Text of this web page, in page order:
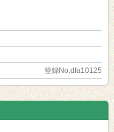
登録No.dfa10125